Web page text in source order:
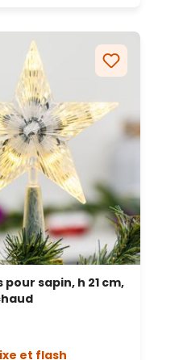
sapin, h 21 cm,
et flash